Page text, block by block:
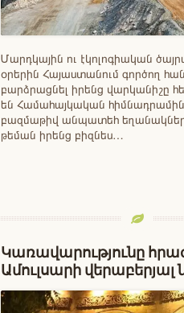
Մարդկային ու էկոլոգիական
օրերին Հայաստանում գործող
բարձրացնել իրենց վարկանիշը
են Համահայկական
բազմաթիվ անպատեհ
թեման իրենց բիզնես…
Կառավարությունը
Ամուլսարի վերաբերյալ